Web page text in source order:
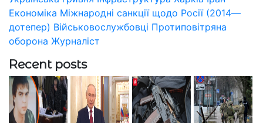
Економіка Міжнародні санкції щодо Росії (2014—
дотепер) Військовослужбовці Протиповітряна
оборона Журналіст
Recent posts